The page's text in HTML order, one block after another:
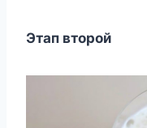
Этап втοрοй